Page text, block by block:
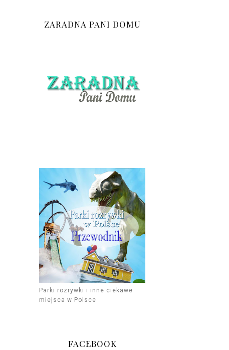
ZARADNA PANI DOMU
Parki rozrywki i inne ciekawe
miejsca w Polsce
FACEBOOK